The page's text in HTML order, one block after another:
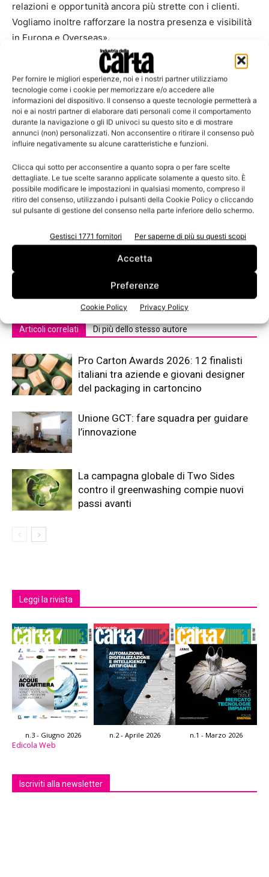
Per fornire le migliori esperienze, noi e i nostri partner utilizziamo
tecnologie come i cookie per memorizzare e/o accedere alle
informazioni del dispositivo. Il consenso a queste tecnologie permetterà a
noi e ai nostri partner di elaborare dati personali come il comportamento
durante la navigazione o gli ID univoci su questo sito e di mostrare
annunci (non) personalizzati. Non acconsentire o ritirare il consenso può
influire negativamente su alcune caratteristiche e funzioni.
Clicca qui sotto per acconsentire a quanto sopra o per fare scelte
dettagliate. Le tue scelte saranno applicate solamente a questo sito. È
possibile modificare le impostazioni in qualsiasi momento, compreso il
ritiro del consenso, utilizzando i pulsanti della Cookie Policy o cliccando
sul pulsante di gestione del consenso nella parte inferiore dello schermo.
Gestisci 1771 fornitori Per saperne di più su questi scopi
Accetta
Preferenze
Cookie Policy Privacy Policy
relazioni e opportunità ancora più strette con i clienti.
Vogliamo inoltre rafforzare la nostra presenza e visibilità
in Europa e Overseas».
Oltre al nuovo brand, Rdm sta ha presentato anche un
nuovo logo, che vuole mostrare l’unità, l’affidabilità e la
credibilità di questa nuova entità. Il lancio del nuovo
marchio è avvenuto il primo gennaio 2017 e sarà
gradualmente utilizzato da tutti i siti e uffici Rdm in
Europa.
TAGS careo Cascades Michele Bianchi
RDM
Reno de Mecici
Articoli correlati Di più dello stesso autore
Pro Carton Awards 2026: 12 finalisti
italiani tra aziende e giovani designer
del packaging in cartoncino
Unione GCT: fare squadra per guidare
l’innovazione
La campagna globale di Two Sides
contro il greenwashing compie nuovi
passi avanti
Leggi la rivista
n.3 - Giugno 2026 n.2 - Aprile 2026 n.1 - Marzo 2026
Edicola Web
Iscriviti alla newsletter